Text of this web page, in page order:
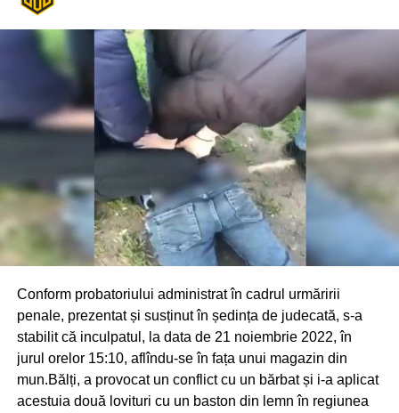
Conform probatoriului administrat în cadrul urmăririi
penale, prezentat și susținut în ședința de judecată, s-a
stabilit că inculpatul, la data de 21 noiembrie 2022, în
jurul orelor 15:10, aflîndu-se în fața unui magazin din
mun.Bălți, a provocat un conflict cu un bărbat și i-a aplicat
acestuia două lovituri cu un baston din lemn în regiunea